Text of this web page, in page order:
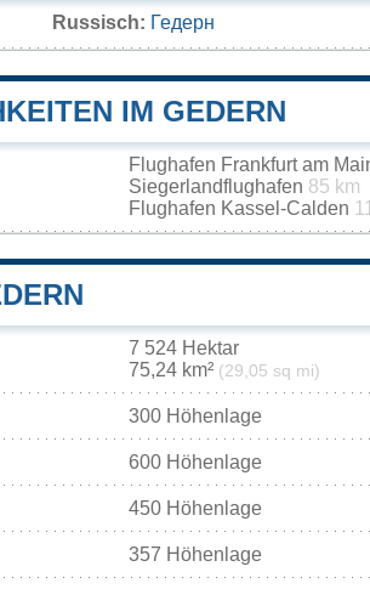
Russisch: Гедерн
IM GEDERN
Flughafen Frankfurt am
Siegerlandflughafen 85 km
Flughafen Kassel-Calden
7 524 Hektar
75,24 km² (29,05 sq mi)
300 Höhenlage
600 Höhenlage
450 Höhenlage
357 Höhenlage